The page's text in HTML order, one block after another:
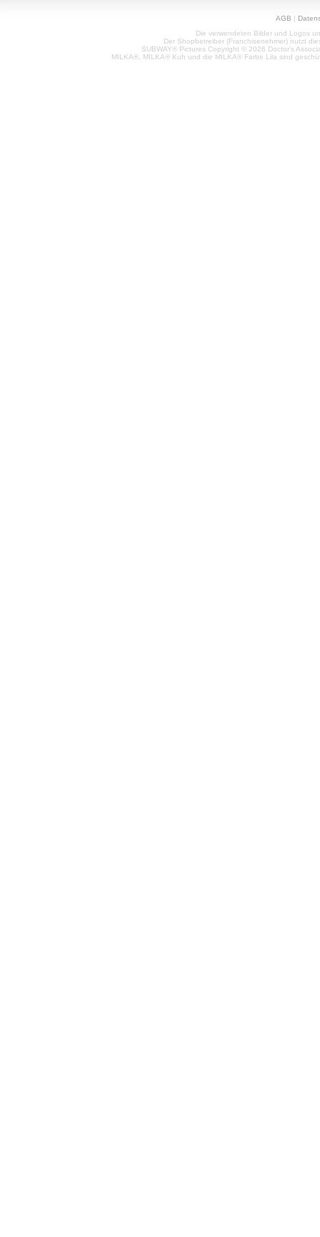
AGB |
Die verwendeten Bilder und Logos
Der Shopbetreiber (Franchisenehmer) nutzt
SUBWAY® Pictures Copyright © 2026 Doctor's
MILKA®, MILKA® Kuh und die MILKA® Farbe Lila sind